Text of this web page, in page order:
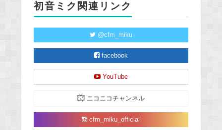
初音ミク関連リンク
@cfm_miku
facebook
YouTube
ニコニコチャンネル
cfm_miku_official